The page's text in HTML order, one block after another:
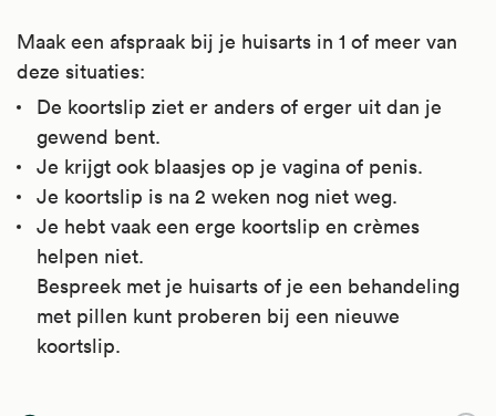
Maak een afspraak bij je huisarts in 1 of meer van
deze situaties:
De koortslip ziet er anders of erger uit dan je
gewend bent.
Je krijgt ook blaasjes op je vagina of penis.
Je koortslip is na 2 weken nog niet weg.
Je hebt vaak een erge koortslip en crèmes
helpen niet.
Bespreek met je huisarts of je een behandeling
met pillen kunt proberen bij een nieuwe
koortslip.